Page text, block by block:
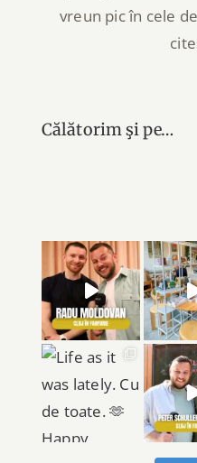
vreun pic în cele
Călătorim şi pe…